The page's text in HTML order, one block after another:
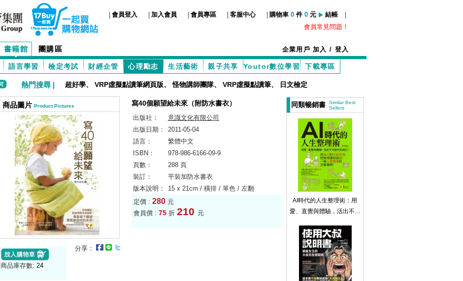
| 會員登入 | 加入會員 | 會員專區 | 客服中心 | 購物車 0 件 0 元 結帳 |
會員常見問題！
書籍館 團購區 企業用戶加入 / 登入
語言學習 檢定考試 財經企管 心理勵志 生活藝術 親子共享 Youtor數位學習 下載專區
熱門搜尋 | 超好學、 VRP虛擬點讀筆網頁版、怪物講師團隊、 VRP虛擬點讀筆、 日文檢定
商品圖片 Product Pictures
商品庫存數: 24
分享：
寫40個願望給未來（附防水書衣）
出版社：
意識文化有限公司
出版日期：
2011-05-04
語言：
繁體中文
ISBN：
978-986-6166-09-9
頁數：
288 頁
裝訂：
平裝加防水書衣
版本說明：
15 x 21cm / 橫排 / 單色 / 左翻
定價 : 280 元
會員價 : 75折 210 元
同類暢銷書
Similar Best
Sellers
AI時代的人生整理術：用
愛、直覺與體驗，活出不可